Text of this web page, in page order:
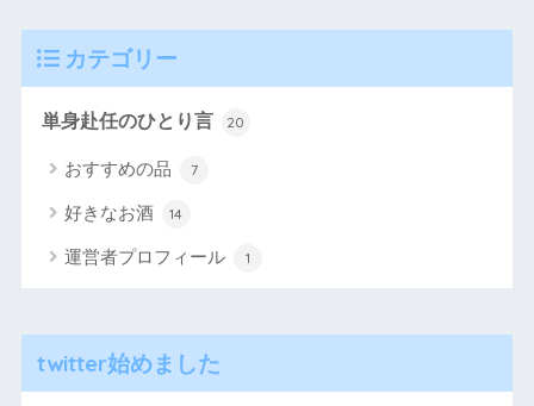
カテゴリー
単身赴任のひとり言 20
おすすめの品 7
好きなお酒 14
運営者プロフィール 1
twitter始めました